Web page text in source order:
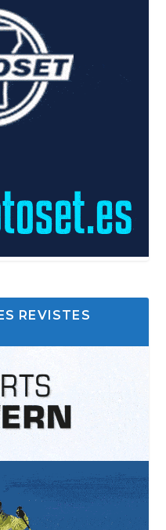
REVISTES